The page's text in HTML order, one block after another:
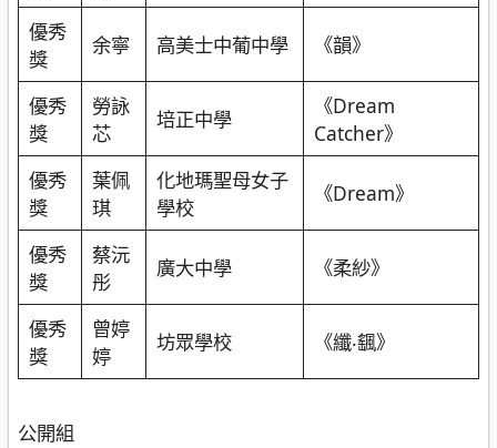
優秀
獎
余寧 高美士中葡中學 《韻》
優秀
獎
勞詠
芯
培正中學
《Dream
Catcher》
優秀
獎
葉佩
琪
化地瑪聖母女子
學校
《Dream》
優秀
獎
蔡沅
彤
廣大中學 《柔紗》
優秀
獎
曾婷
婷
坊眾學校 《纖‧颻》
公開組